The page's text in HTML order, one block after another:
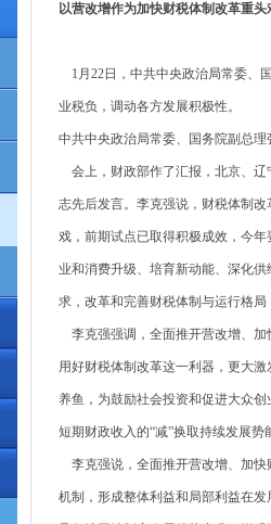
以营改增作为加快财税体制改革重头
1月22日，中共中央政治局常委、
业税负，调动各方发展积极性。
中共中央政治局常委、国务院副总理
会上，财政部作了汇报，北京、辽
志先后发言。李克强说，财税体制
戏，前期试点已取得积极成效，今
业和消费升级、培育新动能、深化
求，改革和完善财税体制与运行格
李克强强调，全面推开营改增、加
用好财税体制改革这一利器，更大
养鱼，为鼓励社会投资和促进大众
短期财政收入的“减”换取持续发展
李克强说，全面推开营改增、加快
机制，形成整体利益和局部利益在